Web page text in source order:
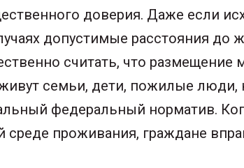
доверия. Даже если
допустимые расстояния до
считать, что размещение
семьи, дети, пожилые
федеральный норматив.
проживания, граждане